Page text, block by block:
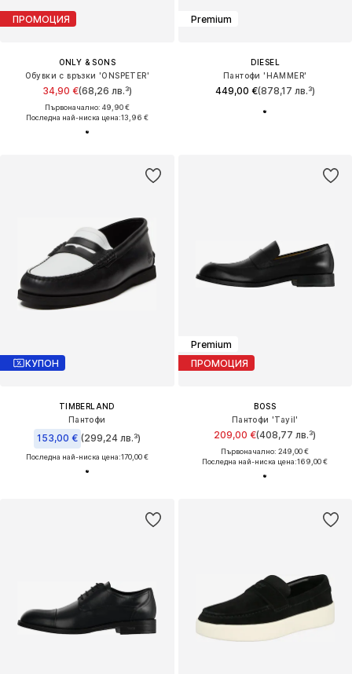
ПРОМОЦИЯ
ONLY & SONS
Обувки с връзки 'ONSPETER'
34,90 €(68,26 лв.³)
Първоначално: 49,90 €
Последна най-ниска цена:13,96 €
Premium
DIESEL
Пантофи 'HAMMER'
449,00 €(878,17 лв.³)
КУПОН
TIMBERLAND
Пантофи
153,00 € (299,24 лв.³)
Последна най-ниска цена:170,00 €
Premium
ПРОМОЦИЯ
BOSS
Пантофи 'Tayil'
209,00 €(408,77 лв.³)
Първоначално: 249,00 €
Последна най-ниска цена:169,00 €